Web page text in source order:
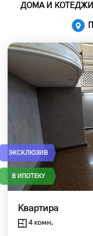
ДОМА И КОТЕДЖИ
ЭКСКЛЮЗИВ
В ИПОТЕКУ
Квартира
4 комн.